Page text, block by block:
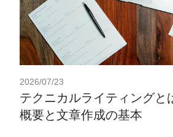
2026/07/23
テクニカルライティングと
概要と文章作成の基本